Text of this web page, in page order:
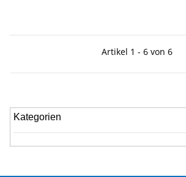
Artikel 1 - 6 von 6
Kategorien